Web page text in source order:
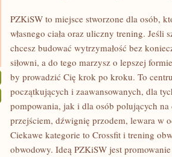
PZKiSW to miejsce stworzone dla osób,
własnego ciała oraz uliczny trening. Jeśli
chcesz budować wytrzymałość bez
siłowni, a do tego marzysz o lepszej
by prowadzić Cię krok po kroku. To
początkujących i zaawansowanych, dla
pompowania, jak i dla osób polujących
przejściem, dźwignię przodem, lewara w
Ciekawe kategorie to Crossfit i trening
obwodowy. Ideą PZKiSW jest